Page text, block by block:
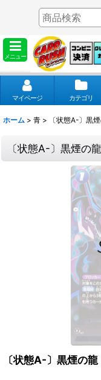
メニュー
マイページ カテゴリ
ホーム > 青 > 〔状態A-〕黒
〔状態A-〕黒煙の
〔状態A-〕黒煙の